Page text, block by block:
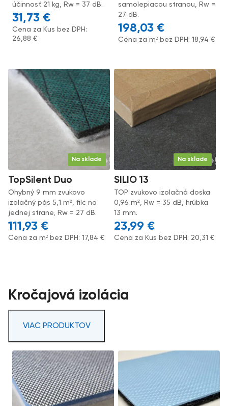
účinnosť 21 kg, Rw = 37 dB.
31,73 €
Cena za Kus bez DPH:
26,88€
samolepiacou stranou, Rw =
27 dB.
198,03 €
Cena za m² bez DPH:18,94€
Na sklade
TopSilent Duo
Ohybný 9 mm zvukovo
izolačný pás 5,1 m², filc na
jednej strane, Rw = 27 dB.
111,93 €
Cena za m² bez DPH: 17,84 €
Na sklade
SILIO 13
TOP zvukovo izolačná doska
0,96 m², Rw = 35 dB, hrúbka
13 mm.
23,99 €
Cena za Kus bez DPH: 20,31 €
Kročajová izolácia
VIAC PRODUKTOV